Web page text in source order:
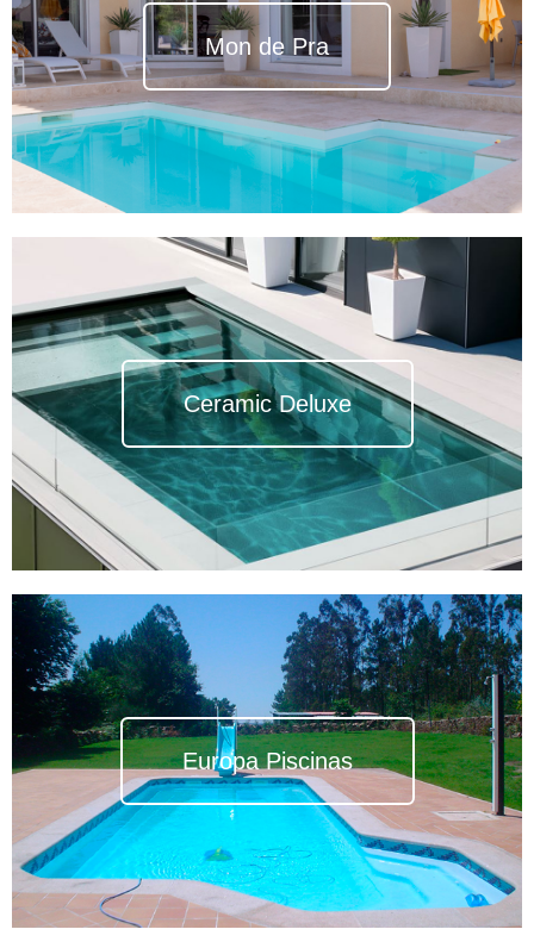
Mon de Pra
Ceramic Deluxe
Europa Piscinas